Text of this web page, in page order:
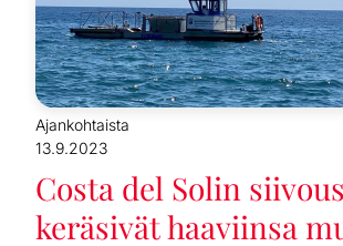
Ajankohtaista
13.9.2023
Costa del Solin
keräsivät haaviinsa